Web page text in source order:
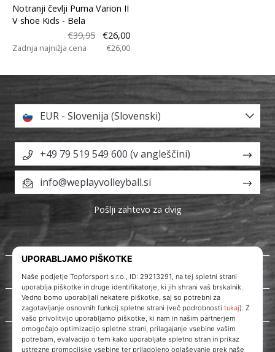
Notranji čevlji Puma Varion II
V shoe Kids - Bela
€39,95
€26,00
Zadnja najnižja cena €26,00
O nas
Storitve za stranke
EUR - Slovenija (Slovenski)
+49 79 519 549 600 (v angleščini)
info@weplayvolleyball.si
Pošlji zahtevo za dvig